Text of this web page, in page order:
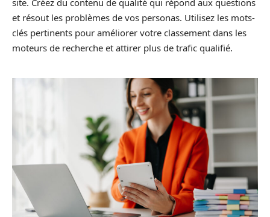
et résout les problèmes de vos personas. Utilisez les mots-
clés pertinents pour améliorer votre classement dans les
moteurs de recherche et attirer plus de trafic qualifié.